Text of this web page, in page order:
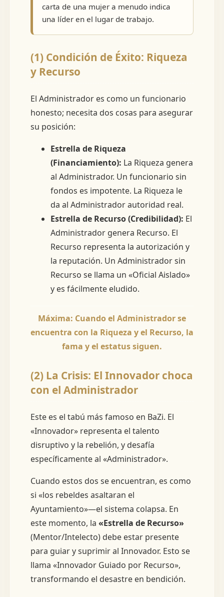
carta de una mujer a menudo indica
una líder en el lugar de trabajo.
(1) Condición de Éxito: Riqueza
y Recurso
El Administrador es como un funcionario
honesto; necesita dos cosas para asegurar
su posición:
Estrella de Riqueza
(Financiamiento): La Riqueza genera
al Administrador. Un funcionario sin
fondos es impotente. La Riqueza le
da al Administrador autoridad real.
Estrella de Recurso (Credibilidad): El
Administrador genera Recurso. El
Recurso representa la autorización y
la reputación. Un Administrador sin
Recurso se llama un «Oficial Aislado»
y es fácilmente eludido.
Máxima: Cuando el Administrador se
encuentra con la Riqueza y el Recurso, la
fama y el estatus siguen.
(2) La Crisis: El Innovador choca
con el Administrador
Este es el tabú más famoso en BaZi. El
«Innovador» representa el talento
disruptivo y la rebelión, y desafía
específicamente al «Administrador».
Cuando estos dos se encuentran, es como
si «los rebeldes asaltaran el
Ayuntamiento»—el sistema colapsa. En
este momento, la «Estrella de Recurso»
(Mentor/Intelecto) debe estar presente
para guiar y suprimir al Innovador. Esto se
llama «Innovador Guiado por Recurso»,
transformando el desastre en bendición.